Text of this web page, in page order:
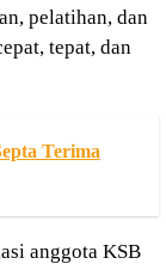
pelatihan, dan
tepat, dan
Terima
anggota KSB